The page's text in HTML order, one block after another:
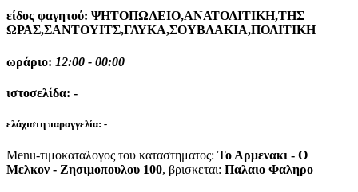
είδος φαγητού: ΨΗΤΟΠΩΛΕΙΟ,ΑΝΑΤΟΛΙΤΙΚΗ,ΤΗΣ
ΩΡΑΣ,ΣΑΝΤΟΥΙΤΣ,ΓΛΥΚΑ,ΣΟΥΒΛΑΚΙΑ,ΠΟΛΙΤΙΚΗ
ωράριο: 12:00 - 00:00
ιστοσελίδα: -
ελάχιστη παραγγελία: -
Menu-τιμοκαταλογος του καταστηματος: Το Αρμενακι - Ο
Μελκον - Ζησιμοπουλου 100, βρισκεται: Παλαιο Φαληρο